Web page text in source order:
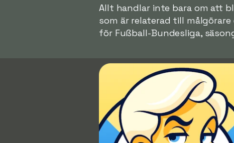
Allt handlar inte bara om att
som är relaterad till
för Fußball-Bundesliga,